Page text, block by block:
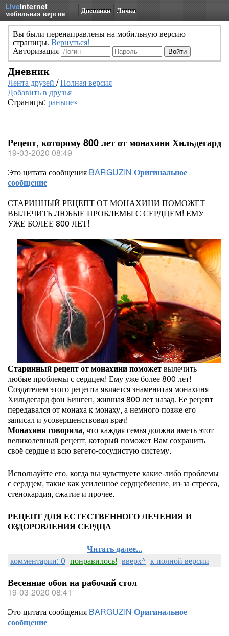
LiveInternet
мобильная версия Дневники Личка
Вы были перенаправлены на мобильную версию
страницы. Вернуться!
Авторизация
Дневник
Лента друзей /Полная версия
Добавить в друзья
Страницы: раньше»
Рецепт, которому 800 лет от монахини Хильдегард
19-03-2020 08:49
Это цитата сообщения BARGUZIN Оригинальное
сообщение
СТАРИННЫЙ РЕЦЕПТ ОТ МОНАХИНИ ПОМОЖЕТ
ВЫЛЕЧИТЬ ЛЮБЫЕ ПРОБЛЕМЫ С СЕРДЦЕМ! ЕМУ
УЖЕ БОЛЕЕ 800 ЛЕТ!
Старинный рецепт от монахини поможетвылечить
любые проблемы с сердцем! Ему уже более 800 лет!
Создателем этого рецепта является знаменитая монахиня
Хильдегард фон Бинген, жившая 800 лет назад. Ее рецепт
передавался от монаха к монаху, а немного позже его
записал и усовершенствовал врач!
Монахиня говорила,что каждая семья должна иметь этот
великолепный рецепт, который поможет Вам сохранить
своё сердце и всю вегето-сосудистую систему.
Используйте его, когда вы чувствуете какие-либо проблемы
с сердцем, такие как усиленное сердцебиение, из-за стресса,
стенокардия, сжатие и прочее.
РЕЦЕПТ ДЛЯ ЕСТЕСТВЕННОГО ЛЕЧЕНИЯ И
ОЗДОРОВЛЕНИЯ СЕРДЦА
Читать далее...
комментарии: 0 понравилось! вверх^ к полной версии
Весенние обои на рабочий стол
19-03-2020 08:41
Это цитата сообщения BARGUZIN Оригинальное
сообщение